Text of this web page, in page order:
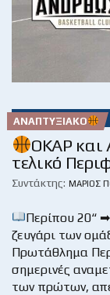
ΑΝΑΠΤΥΞΙΑΚΌ
ΟΚΑΡ και
τελικό
Συντάκτης: ΜΆΡΙΟΣ
Περίπου 20“
ζευγάρι των
Πρωτάθλημα
σημερινές
των πρώτων,